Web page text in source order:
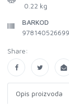
0.22 kg
BARKOD
Share:
Opis proizvoda